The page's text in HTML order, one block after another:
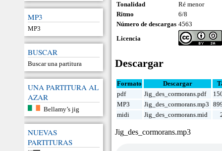
MP3
MP3
BUSCAR
Buscar una partitura
UNA PARTITURA AL
AZAR
Bellamy’s jig
NUEVAS
PARTITURAS
Tonalidad
Ré menor
Ritmo
6/8
Número de descargas 4563
Licencia
Descargar
Formato Descargar
pdf
Jig_des_cormorans.pdf
MP3
Jig_des_cormorans.mp3
midi
Jig_des_cormorans.mid
Jig_des_cormorans.mp3